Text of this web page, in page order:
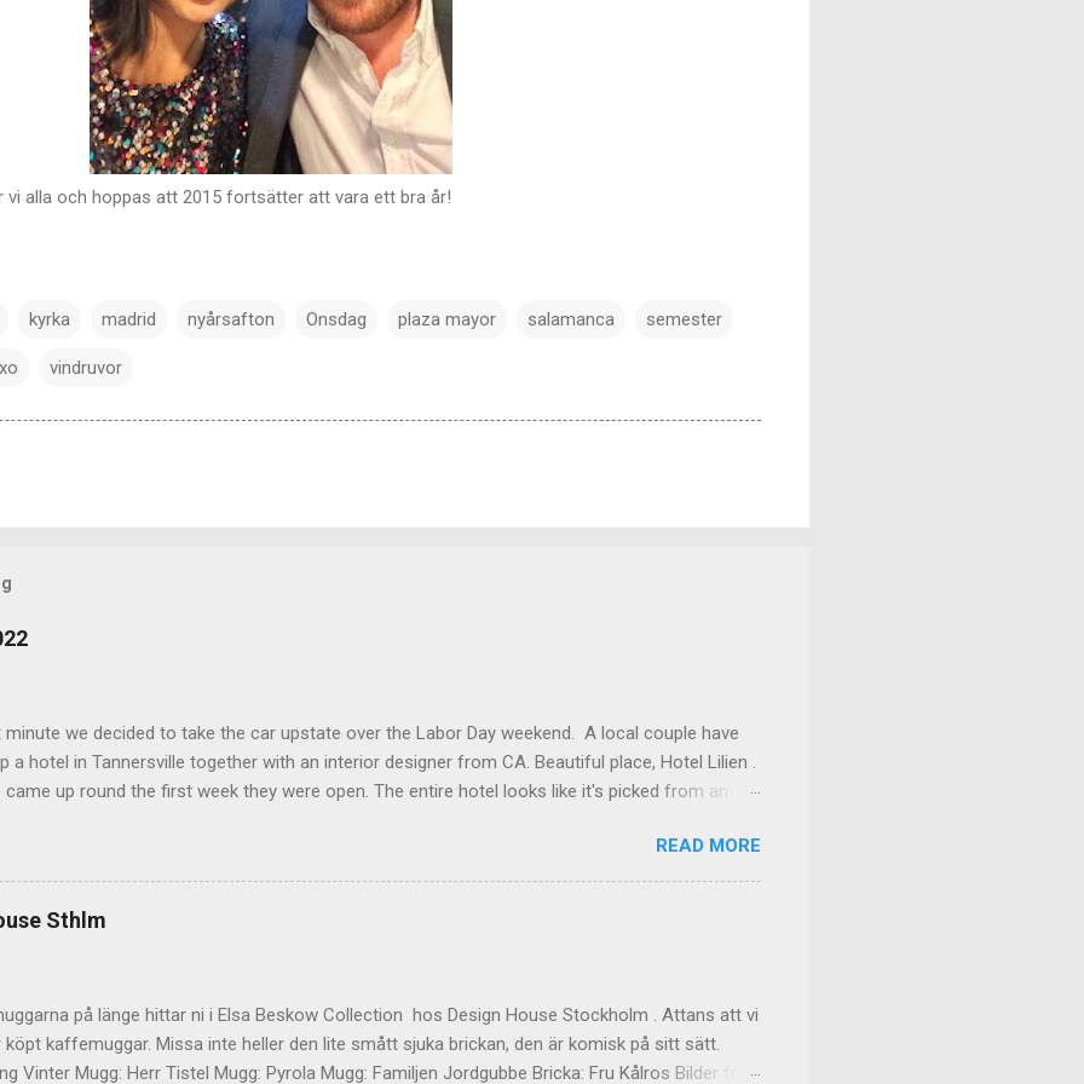
alla och hoppas att 2015 fortsätter att vara ett bra år!
kyrka madrid nyårsafton Onsdag plaza mayor salamanca semester
vindruvor
minute we decided to take the car upstate over the Labor Day weekend. A local couple have
a hotel in Tannersville together with an interior designer from CA. Beautiful place, Hotel Lilien .
came up round the first week they were open. The entire hotel looks like it's picked from an
but still beautiful. We stayed in the house next to the main building (the Deck Rooms)
needed an extra bedroom for the kids. The owners was also kind enough to lend us their
play for Hugo. Big Kudos! The main building of the hotel Deck Rooms Outside of our room In
room (we actually had dinner here) Interior detail More interior Part of the great dinner, with
READ MORE
Sthlm
på länge hittar ni i Elsa Beskow Collection hos Design House Stockholm . Attans att vi
köpt kaffemuggar. Missa inte heller den lite smått sjuka brickan, den är komisk på sitt sätt.
Vinter Mugg: Herr Tistel Mugg: Pyrola Mugg: Familjen Jordgubbe Bricka: Fru Kålros Bilder från